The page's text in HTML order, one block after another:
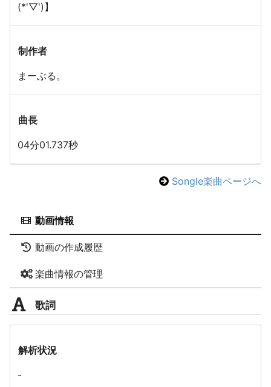
(*'▽')】
制作者
まーぶる。
曲長
04分01.737秒
Songle楽曲ページへ
動画情報
動画の作成履歴
楽曲情報の管理
歌詞
解析状況
-